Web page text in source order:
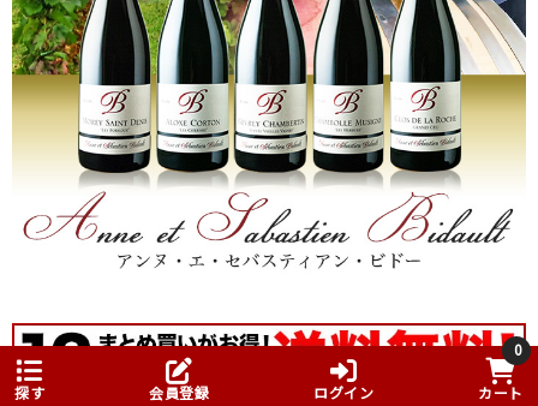
探す 会員登録 ログイン
0
カート